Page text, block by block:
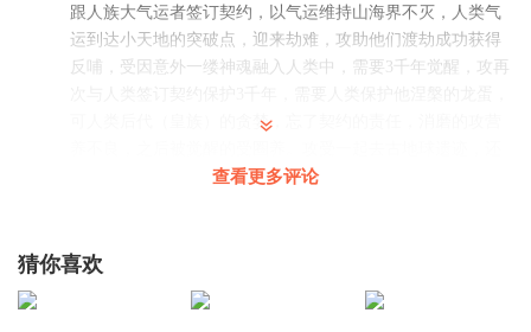
跟人族大气运者签订契约，以气运维持山海界不灭，人类气
运到达小天地的突破点，迎来劫难，攻助他们渡劫成功获得
反哺，受因意外一缕神魂融入人类中，需要3千年觉醒，攻再
可人类后代（皇族）的贪婪，忘了契约的责任，消磨的攻营
回山海界拿回之前被攻封存的蛋，最终唤醒所有生灵，还在
回复 @love糖果吖 虽然是ai，但是不影响听
查看更多评论
猜你喜欢